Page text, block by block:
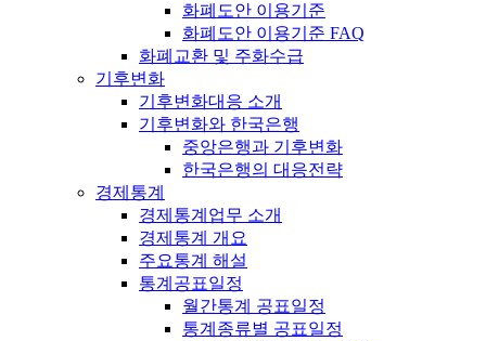
화폐도안 이용기준
화폐도안 이용기준 FAQ
화폐교환 및 주화수급
기후변화
기후변화대응 소개
기후변화와 한국은행
중앙은행과 기후변화
한국은행의 대응전략
경제통계
경제통계업무 소개
경제통계 개요
주요통계 해설
통계공표일정
월간통계 공표일정
통계종류별 공표일정